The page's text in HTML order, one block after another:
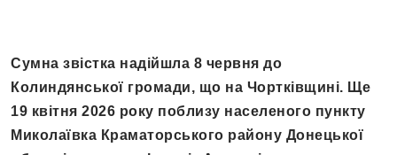
Сумна звістка надійшла 8 червня до
Колиндянської громади, що на Чортківщині. Ще
19 квітня 2026 року поблизу населеного пункту
Миколаївка Краматорського району Донецької